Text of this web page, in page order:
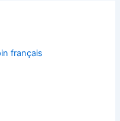
français